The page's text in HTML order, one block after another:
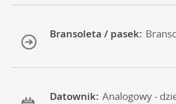
Bransoleta / pasek:
Datownik: Analogowy -